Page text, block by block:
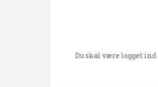
Du skal være logget ind